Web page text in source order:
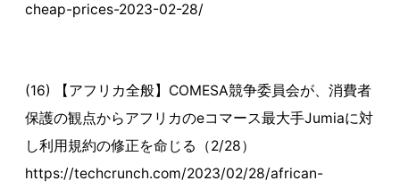
cheap-prices-2023-02-28/
(16) 【アフリカ全般】COMESA競争委員会が、消費者
保護の観点からアフリカのeコマース最大手Jumiaに対
し利用規約の修正を命じる（2/28）
https://techcrunch.com/2023/02/28/african-